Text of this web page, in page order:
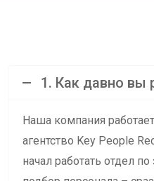
1. Как давно вы
Наша компания
агентство Key People
начал работать отдел